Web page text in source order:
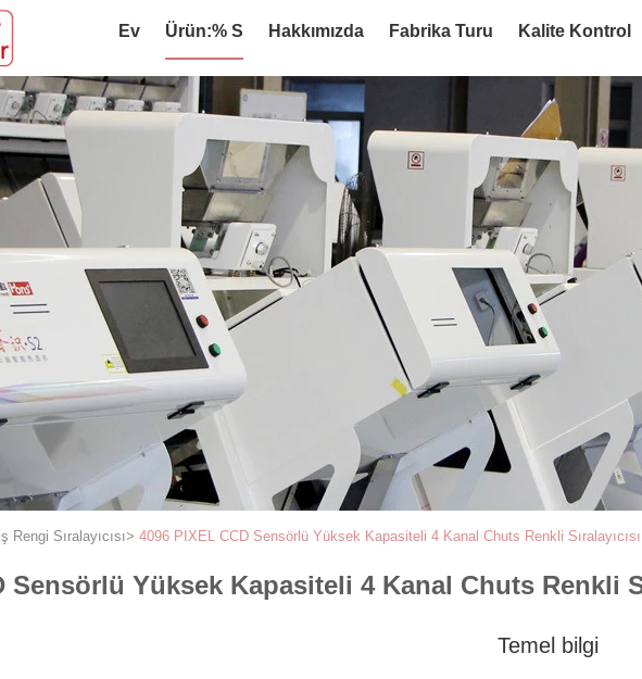
Ev Ürün:% S Hakkımızda Fabrika Turu Kalite Kontrol
Rengi Sıralayıcısı> 4096 PIXEL CCD Sensörlü Yüksek Kapasiteli 4 Kanal Chuts Renkli
Sensörlü Yüksek Kapasiteli 4 Kanal Chuts Renkli
Temel bilgi